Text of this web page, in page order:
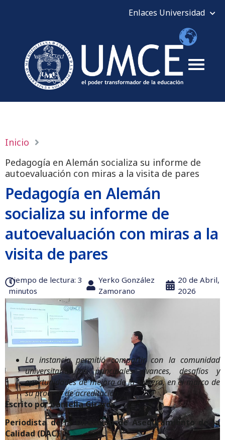
Inicio
Pedagogía en Alemán socializa su informe de
autoevaluación con miras a la visita de pares
Pedagogía en Alemán
socializa su informe de
autoevaluación con miras a la
visita de pares
Tiempo de lectura:‎ 3
minutos
Yerko González
Zamorano
20 de Abril,
2026
La instancia permitió compartir con la comunidad
universitaria los principales avances, desafíos y
oportunidades de mejora de la carrera, en el marco de
su proceso de acreditación.
Escrito por Daniella Girardi.
Periodista de la Dirección de Aseguramiento de la
Calidad (DAC)